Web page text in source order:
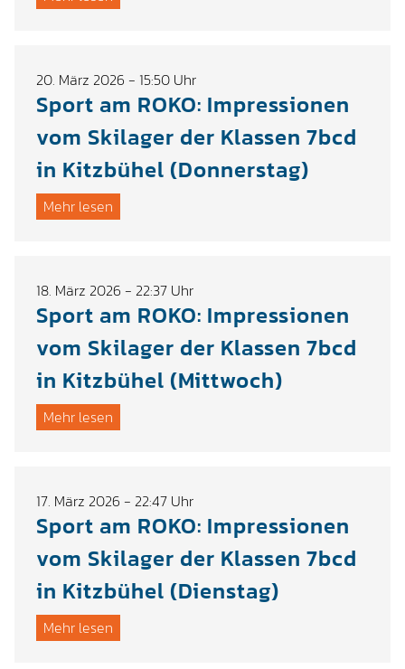
20. März 2026 - 15:50 Uhr
Sport am ROKO: Impressionen
vom Skilager der Klassen 7bcd
in Kitzbühel (Donnerstag)
Mehr lesen
18. März 2026 - 22:37 Uhr
Sport am ROKO: Impressionen
vom Skilager der Klassen 7bcd
in Kitzbühel (Mittwoch)
Mehr lesen
17. März 2026 - 22:47 Uhr
Sport am ROKO: Impressionen
vom Skilager der Klassen 7bcd
in Kitzbühel (Dienstag)
Mehr lesen